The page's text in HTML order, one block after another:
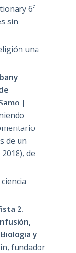
6ª
sin
una
|
de un
de
2.
y
fundador